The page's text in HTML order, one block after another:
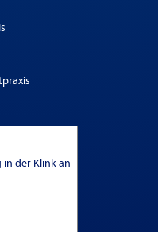
in der Klink an